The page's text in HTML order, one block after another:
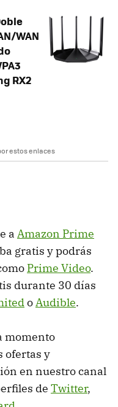
WAN
RX2
estos enlaces
a Amazon Prime
gratis y podrás
Prime Video.
durante 30 días
oAudible.
momento
ofertas y
en nuestro canal
de Twitter,